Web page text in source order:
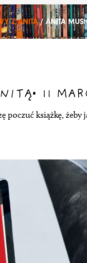
Z ANITĄ/ ANITA
• 11
poczuć książkę, żeby